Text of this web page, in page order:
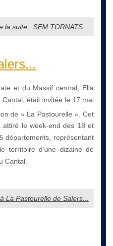
la suite : SEM TORNATS...
et du Massif central, Ella
était invitée le 17 mai
de « La Pastourelle ». Cet
attiré le week-end des 18 et
départements, représentant
territoire d’une dizaine de
Cantal.
La Pastourelle de Salers...